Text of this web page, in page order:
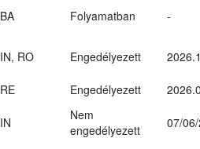
BA Folyamatban -
IN, RO Engedélyezett
RE Engedélyezett
IN
Nem
engedélyezett
07/